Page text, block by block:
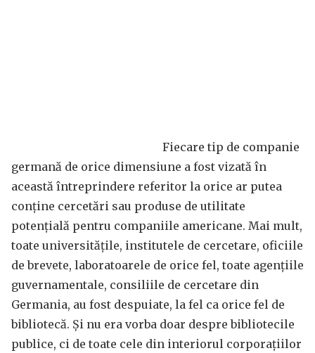
Fiecare tip de companie
germană de orice dimensiune a fost vizată în
această întreprindere referitor la orice ar putea
conține cercetări sau produse de utilitate
potențială pentru companiile americane. Mai mult,
toate universitățile, institutele de cercetare, oficiile
de brevete, laboratoarele de orice fel, toate agențiile
guvernamentale, consiliile de cercetare din
Germania, au fost despuiate, la fel ca orice fel de
bibliotecă. Și nu era vorba doar despre bibliotecile
publice, ci de toate cele din interiorul corporațiilor